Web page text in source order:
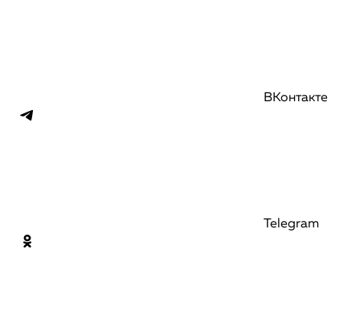
ВКонтакте
Telegram